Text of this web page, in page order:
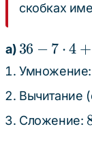
скобках
а) 36 - 7
\cdot
36 − 7 ⋅4 +
Умножение:
Вычитание
Сложение: